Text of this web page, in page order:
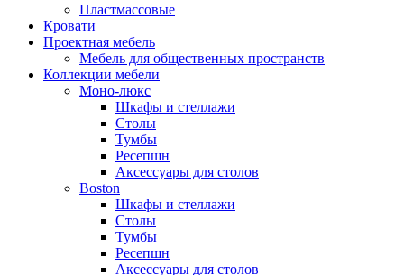
Пластмассовые
Кровати
Проектная мебель
Мебель для общественных пространств
Коллекции мебели
Моно-люкс
Шкафы и стеллажи
Столы
Тумбы
Ресепшн
Аксессуары для столов
Boston
Шкафы и стеллажи
Столы
Тумбы
Ресепшн
Аксессуары для столов